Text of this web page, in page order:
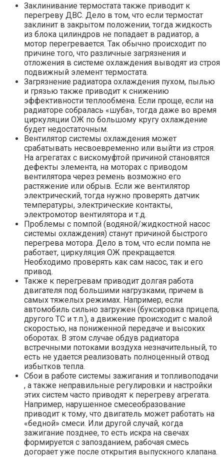
Заклинивание термостата также приводит к
перегреву ДВС. Дело в том, что если термостат
заклинит в закрытом положении, тогда жидкость
из блока цилиндров не попадает в радиатор, а
мотор перегревается. Так обычно происходит по
причине того, что различные загрязнения и
отложения в системе охлаждения выводят из строя
подвижный элемент термостата.
Загрязнение радиатора охлаждения пухом, пылью
и грязью также приводит к снижению
эффективности теплообмена. Если проще, если на
радиаторе собралась «шуба», тогда даже во время
циркуляции ОЖ по большому кругу охлаждение
будет недостаточным.
Вентилятор системы охлаждения может
срабатывать несвоевременно или выйти из строя.
На агрегатах с вискомуфтой причиной становятся
дефекты элемента, на моторах с приводом
вентилятора через ремень возможно его
растяжение или обрыв. Если же вентилятор
электрический, тогда нужно проверять датчик
температуры, электрические контакты,
электромотор вентилятора и т.д.
Проблемы с помпой (водяной/жидкостной насос
системы охлаждения) станут причиной быстрого
перегрева мотора. Дело в том, что если помпа не
работает, циркуляция ОЖ прекращается.
Необходимо проверять как сам насос, так и его
привод.
Также к перегревам приводит долгая работа
двигателя под большими нагрузками, причем в
самых тяжелых режимах. Например, если
автомобиль сильно загружен (буксировка прицепа,
другого ТС и т.п.), а движение происходит с малой
скоростью, на пониженной передаче и высоких
оборотах. В этом случае обдув радиатора
встречными потоками воздуха незначительный, то
есть не удается реализовать полноценный отвод
избытков тепла.
Сбои в работе системы зажигания и топливоподачи
, а также неправильные регулировки и настройки
этих систем часто приводят к перегреву агрегата.
Например, нарушенное смесеобразование
приводит к тому, что двигатель может работать на
«бедной» смеси. Или другой случай, когда
зажигание позднее, то есть искра на свечах
формируется с запозданием, рабочая смесь
догорает уже после открытия выпускного клапана.